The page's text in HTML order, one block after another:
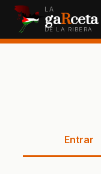
LA
gaRceta
DE LA RIBERA
Entrar